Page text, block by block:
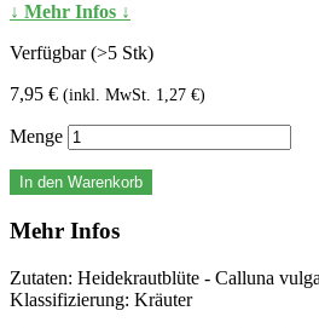
↓ Mehr Infos ↓
Verfügbar (>5 Stk)
7,95 € (inkl. MwSt. 1,27 €)
Menge
In den Warenkorb
Mehr Infos
Zutaten: Heidekrautblüte - Calluna
Klassifizierung: Kräuter